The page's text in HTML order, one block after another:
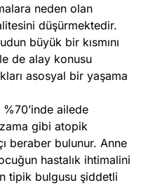
neden olan
düşürmektedir.
büyük bir kısmını
de alay konusu
asosyal bir yaşama
%70’inde ailede
gibi atopik
beraber bulunur. Anne
hastalık ihtimalini
tipik bulgusu şiddetli